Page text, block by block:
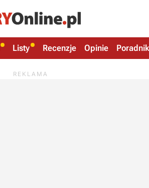
Listy Recenzje Opinie